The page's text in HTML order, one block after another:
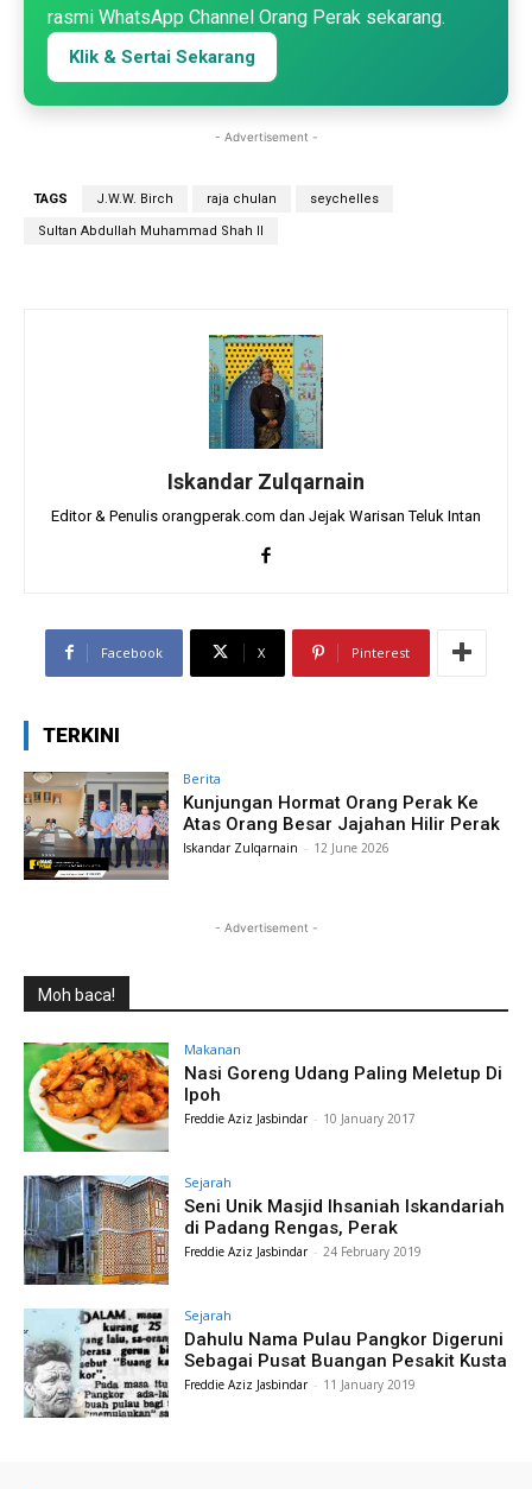
rasmi WhatsApp Channel Orang Perak sekarang.
Klik & Sertai Sekarang
- Advertisement -
TAGS J.W.W. Birch raja chulan seychelles
Sultan Abdullah Muhammad Shah II
Iskandar Zulqarnain
Editor & Penulis orangperak.com dan Jejak Warisan Teluk Intan
Facebook X Pinterest
TERKINI
Berita
Kunjungan Hormat Orang Perak Ke
Atas Orang Besar Jajahan Hilir Perak
Iskandar Zulqarnain - 12 June 2026
- Advertisement -
Moh baca!
Makanan
Nasi Goreng Udang Paling Meletup Di
Ipoh
Freddie Aziz Jasbindar - 10 January 2017
Sejarah
Seni Unik Masjid Ihsaniah Iskandariah
di Padang Rengas, Perak
Freddie Aziz Jasbindar - 24 February 2019
Sejarah
Dahulu Nama Pulau Pangkor Digeruni
Sebagai Pusat Buangan Pesakit Kusta
Freddie Aziz Jasbindar - 11 January 2019